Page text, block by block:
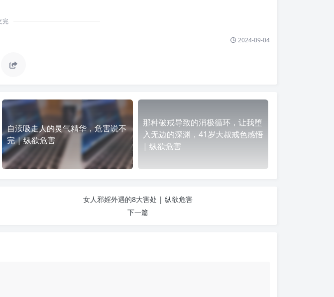
完
2024-09-04
自渎吸走人的灵气精华，危害说不
完 | 纵欲危害
那种破戒导致的消极循环，让我堕
入无边的深渊，41岁大叔戒色感悟
| 纵欲危害
女人邪婬外遇的8大害处 | 纵欲危害
下一篇